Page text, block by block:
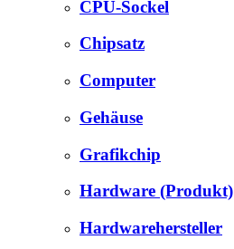
CPU-Sockel
Chipsatz
Computer
Gehäuse
Grafikchip
Hardware (Produkt)
Hardwarehersteller